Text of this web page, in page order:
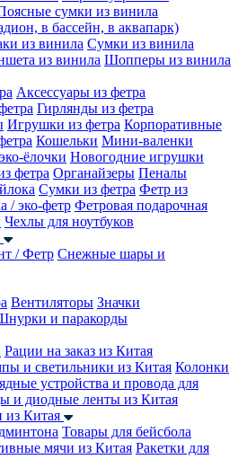
сумки из винила
в бассейн, в аквапарк)
из винила Сумки из винила
из винила Шопперы из винила
Аксессуары из фетра
Гирлянды из фетра
Игрушки из фетра Корпоративные
Кошельки Мини-валенки
ёлочки Новогодние игрушки
фетра Органайзеры Пеналы
Сумки из фетра Фетр из
/ эко-фетр Фетровая подарочная
Чехлы для ноутбуков
/ Фетр Снежные шары и
Вентиляторы Значки
и паракорды
Рации на заказ из Китая
и светильники из Китая Колонки
устройства и провода для
и диодные ленты из Китая
из Китая
Товары для бейсбола
мячи из Китая Ракетки для